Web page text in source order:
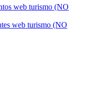
web turismo (NO
web turismo (NO